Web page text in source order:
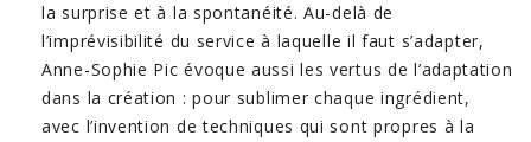
la surprise et à la spontanéité. Au-delà de
l’imprévisibilité du service à laquelle il faut s’adapter,
Anne-Sophie Pic évoque aussi les vertus de l’adaptation
dans la création : pour sublimer chaque ingrédient,
avec l’invention de techniques qui sont propres à la